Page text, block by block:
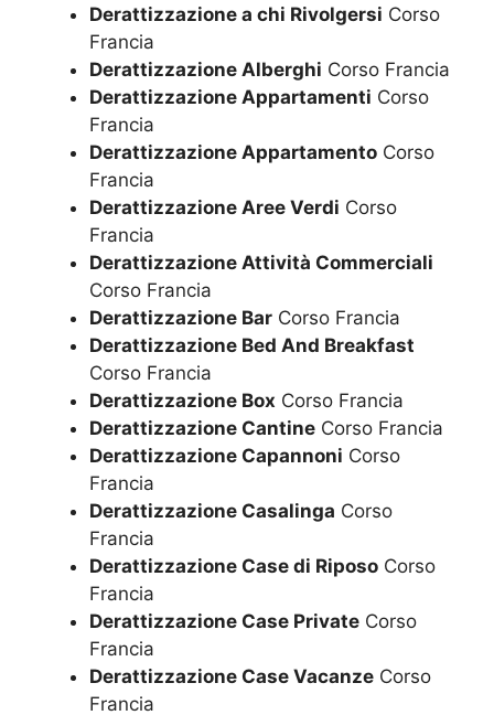
Derattizzazione a chi Rivolgersi Corso
Francia
Derattizzazione Alberghi Corso Francia
Derattizzazione Appartamenti Corso
Francia
Derattizzazione Appartamento Corso
Francia
Derattizzazione Aree Verdi Corso
Francia
Derattizzazione Attività Commerciali
Corso Francia
Derattizzazione Bar Corso Francia
Derattizzazione Bed And Breakfast
Corso Francia
Derattizzazione Box Corso Francia
Derattizzazione Cantine Corso Francia
Derattizzazione Capannoni Corso
Francia
Derattizzazione Casalinga Corso
Francia
Derattizzazione Case di Riposo Corso
Francia
Derattizzazione Case Private Corso
Francia
Derattizzazione Case Vacanze Corso
Francia